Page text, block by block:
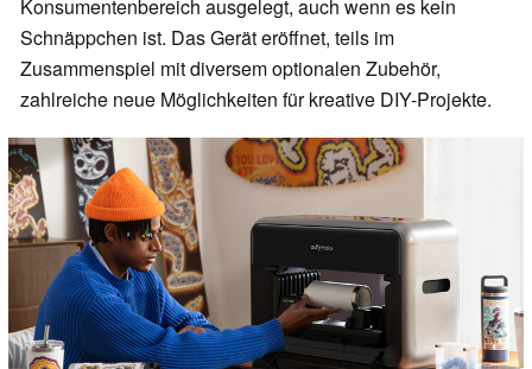
Konsumentenbereich ausgelegt, auch wenn es kein
Schnäppchen ist. Das Gerät eröffnet, teils im
Zusammenspiel mit diversem optionalen Zubehör,
zahlreiche neue Möglichkeiten für kreative DIY-Projekte.